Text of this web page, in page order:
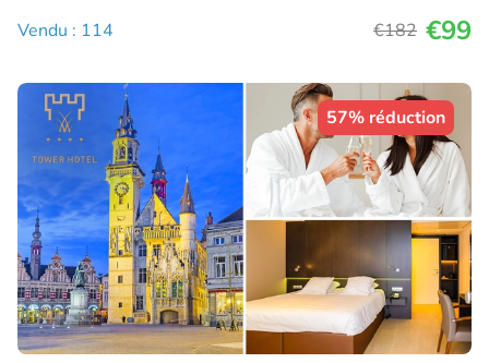
Vendu : 114
€182 €99
57% réduction